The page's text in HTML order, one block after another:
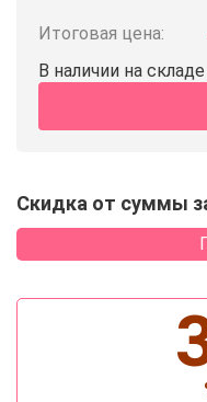
Итоговая цена:
В наличии на складе
Скидка от суммы